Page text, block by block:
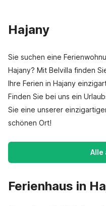
Hajany
Sie suchen eine
Hajany? Mit Belvilla finden
Ihre Ferien in Hajany
Finden Sie bei uns ein
Sie eine unserer
schönen Ort!
Alle
Ferienhaus in